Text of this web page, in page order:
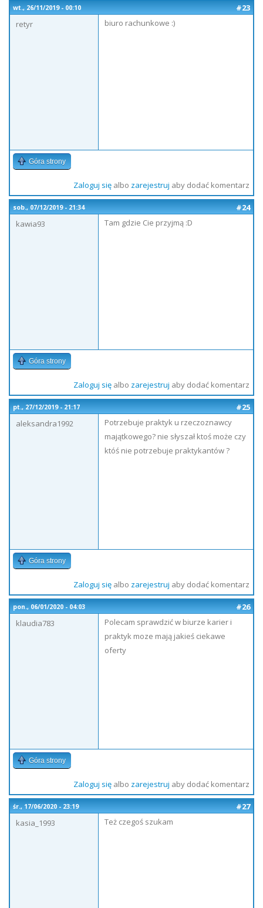
wt., 26/11/2019 - 00:10
#23
retyr
biuro rachunkowe :)
Góra strony
Zaloguj sięalbo zarejestruj aby dodać komentarz
sob., 07/12/2019 - 21:34
#24
kawia93
Tam gdzie Cie przyjmą :D
Góra strony
Zaloguj sięalbo zarejestruj aby dodać komentarz
pt., 27/12/2019 - 21:17
#25
aleksandra1992
Potrzebuje praktyk u rzeczoznawcy
majątkowego? nie słyszał ktoś może czy
któś nie potrzebuje praktykantów ?
Góra strony
Zaloguj sięalbo zarejestruj aby dodać komentarz
pon., 06/01/2020 - 04:03
#26
klaudia783
Polecam sprawdzić w biurze karier i
praktyk moze mają jakieś ciekawe
oferty
Góra strony
Zaloguj sięalbo zarejestruj aby dodać komentarz
śr., 17/06/2020 - 23:19
#27
kasia_1993
Też czegoś szukam